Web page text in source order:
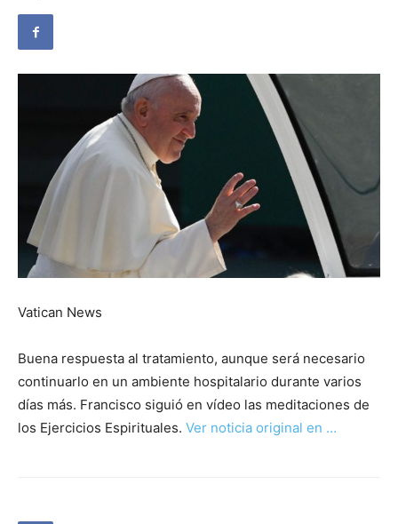
Vatican News
Buena respuesta al tratamiento, aunque será necesario
continuarlo en un ambiente hospitalario durante varios
días más. Francisco siguió en vídeo las meditaciones de
los Ejercicios Espirituales. Ver noticia original en …